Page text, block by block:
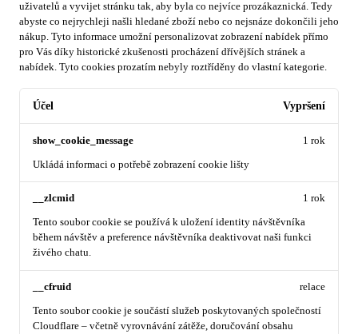
uživatelů a vyvijet stránku tak, aby byla co nejvíce prozákaznická. Tedy
abyste co nejrychleji našli hledané zboží nebo co nejsnáze dokončili jeho
nákup. Tyto informace umožní personalizovat zobrazení nabídek přímo
pro Vás díky historické zkušenosti procházení dřívějších stránek a
nabídek. Tyto cookies prozatím nebyly roztříděny do vlastní kategorie.
Účel Vypršení
show_cookie_message
Ukládá informaci o potřebě zobrazení cookie lišty
1 rok
__zlcmid
Tento soubor cookie se používá k uložení identity návštěvníka
během návštěv a preference návštěvníka deaktivovat naši funkci
živého chatu.
1 rok
__cfruid
Tento soubor cookie je součástí služeb poskytovaných společností
Cloudflare – včetně vyrovnávání zátěže, doručování obsahu
relace